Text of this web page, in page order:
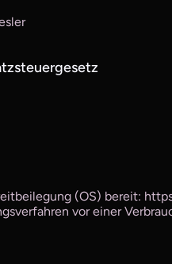
(OS) bereit:
vor einer